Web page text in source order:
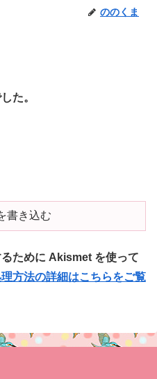
ののくま
た。
書き込む
ために Akismet を使って
方法の詳細はこちらをご覧